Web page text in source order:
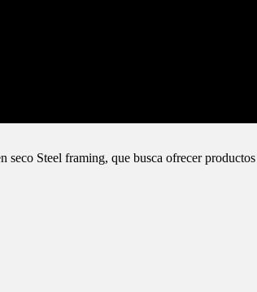
seco Steel framing, que busca ofrecer